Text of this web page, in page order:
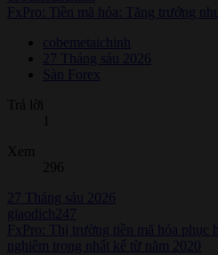
FxPro: Tiền mã hóa: Tăng trưởng
cobemetaichinh
27 Tháng sáu 2026
Sàn Forex
Trả lời
Xem
296
27 Tháng sáu 2026
giaodich247
FxPro: Thị trường tiền mã hóa phục
nghiêm trọng nhất kể từ năm 2020